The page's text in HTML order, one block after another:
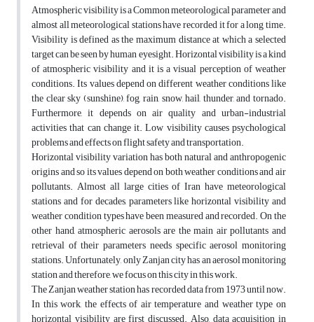
Atmospheric visibility is a Common meteorological parameter and
almost all meteorological stations have recorded it for a long time.
Visibility is defined as the maximum distance at which a selected
target can be seen by human eyesight. Horizontal visibility is a kind
of atmospheric visibility and it is a visual perception of weather
conditions. Its values depend on different weather conditions like
the clear sky (sunshine), fog, rain, snow, hail, thunder, and tornado.
Furthermore, it depends on air quality and urban-industrial
activities that can change it. Low visibility causes psychological
problems and effects on flight safety and transportation.
Horizontal visibility variation has both natural and anthropogenic
origins and so its values depend on both weather conditions and air
pollutants. Almost all large cities of Iran have meteorological
stations and for decades, parameters like horizontal visibility and
weather condition types have been measured and recorded. On the
other hand, atmospheric aerosols are the main air pollutants and
retrieval of their parameters needs specific aerosol monitoring
stations. Unfortunately, only Zanjan city has an aerosol monitoring
station and therefore, we focus on this city in this work.
The Zanjan weather station has recorded data from 1973 until now.
In this work, the effects of air temperature and weather type on